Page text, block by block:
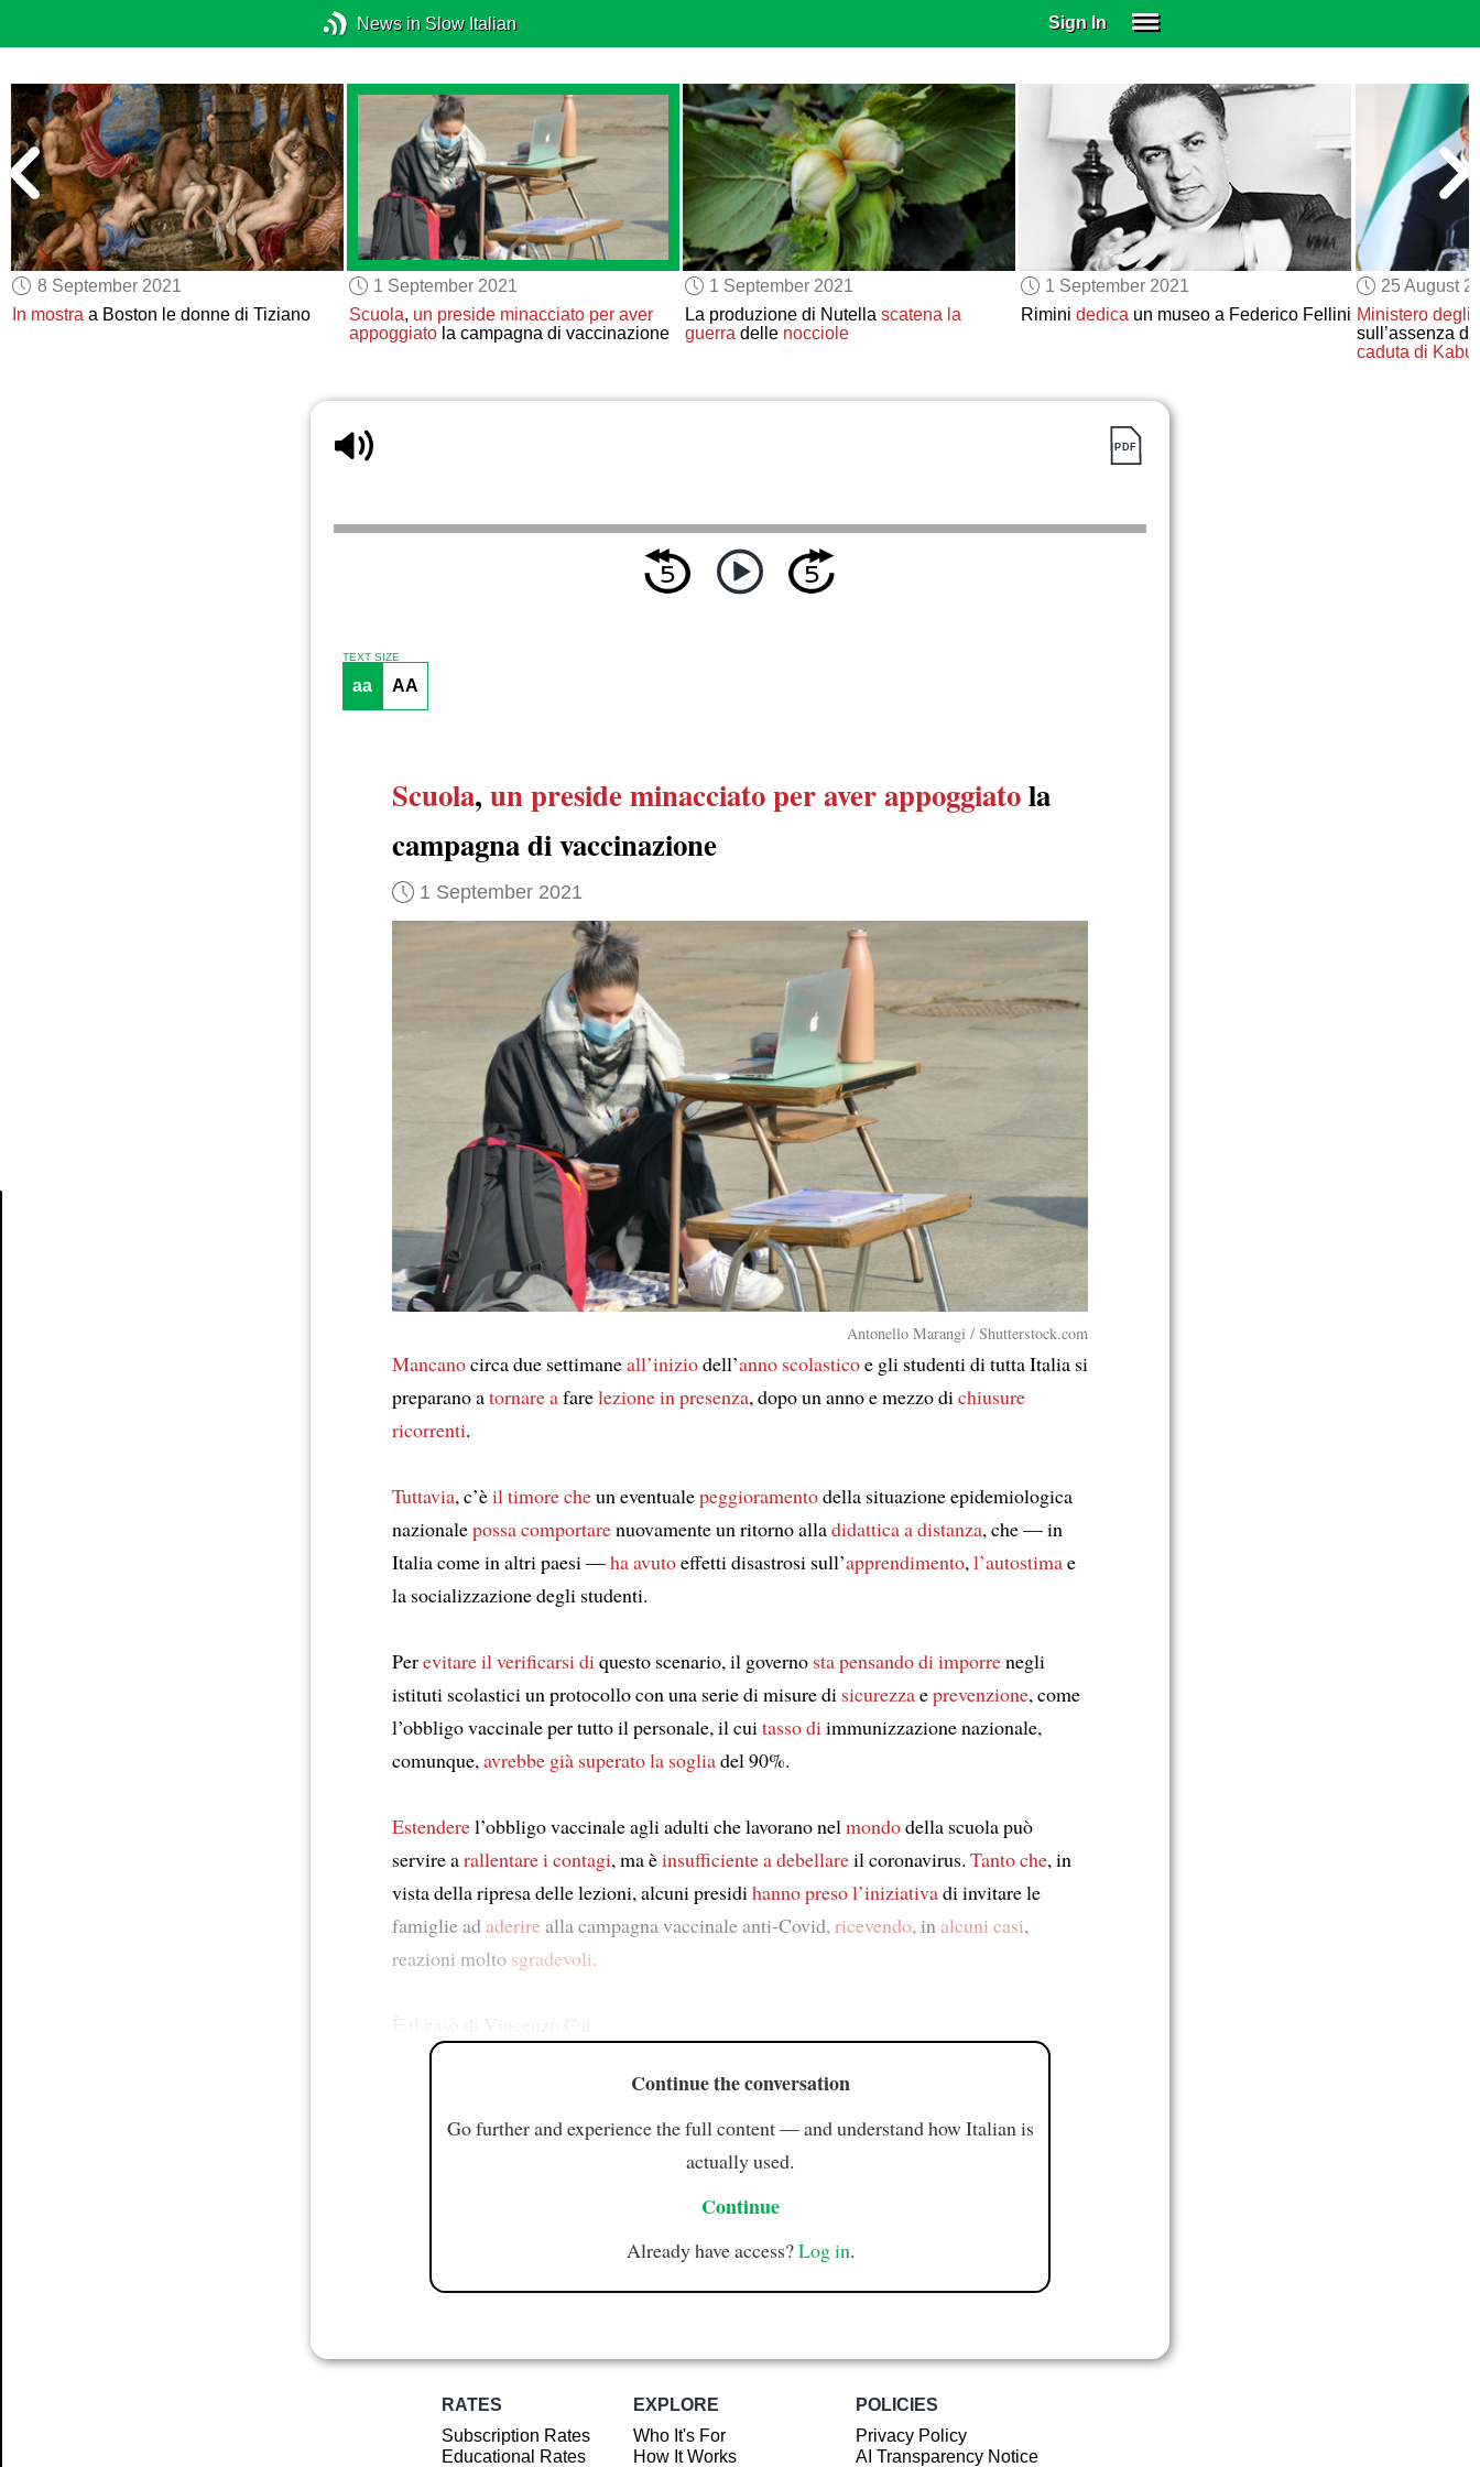
News in Slow Italian Sign In
SUBSCRIBE
EDUCATIONAL LICENSES
GIFT CARDS
OTHER LANGUAGES
ABOUT US
ALEXA
ADJUST COLORS
8 September 2021
In mostra a Boston le donne di Tiziano
1 September 2021
Scuola, un preside minacciato per aver
appoggiatola campagna di vaccinazione
1 September 2021
La produzione di Nutella scatena la
guerradelle nocciole
1 September 2021
Rimini dedicaun museo a Federico Fellini
25 August
Ministero degli
sull’assenza
caduta di Kabul
TEXT SIZE
aa AA
Scuola, un presideminacciatoper aver appoggiatola
campagna di vaccinazione
1 September 2021
Antonello Marangi / Shutterstock.com
Mancanocirca due settimaneall’iniziodell’anno scolasticoe gli studenti di tutta Italia si
preparano atornare afarelezione in presenza, dopo un anno e mezzo di chiusure
ricorrenti.
Tuttavia, c’èil timore cheun eventualepeggioramentodella situazione epidemiologica
nazionalepossacomportarenuovamente un ritorno alladidattica a distanza, che — in
Italia come in altri paesi —ha avutoeffetti disastrosi sull’apprendimento, l’autostimae
la socializzazione degli studenti.
Perevitareil verificarsi di questo scenario, il governo sta pensando di imporrenegli
istituti scolastici un protocollo con una serie di misure di sicurezzaeprevenzione, come
l’obbligo vaccinale per tutto il personale, il cui tasso di immunizzazione nazionale,
comunque, avrebbe già superatola sogliadel 90%.
Estenderel’obbligo vaccinale agli adulti che lavorano nel mondodella scuola può
servire arallentare i contagi, ma èinsufficiente adebellareil coronavirus. Tanto che, in
vista della ripresa delle lezioni, alcuni presidi hanno preso l’iniziativadi invitare le
famiglie adaderirealla campagna vaccinale anti-Covid, ricevendo, in alcuni casi,
reazioni molto sgradevoli.
Continue the conversation
Go further and experience the full content — and understand how Italian is
actually used.
Continue
Already have access?Log in.
RATES
Subscription Rates
Educational Rates
EXPLORE
Who It's For
How It Works
POLICIES
Privacy Policy
AI Transparency Notice